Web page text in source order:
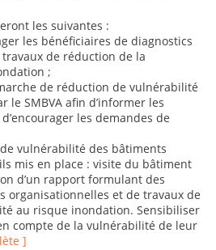
les suivantes :
les bénéficiaires de diagnostics
de réduction de la
;
de réduction de vulnérabilité
le SMBVA afin d’informer les
les demandes de
vulnérabilité des bâtiments
mis en place : visite du bâtiment
d’un rapport formulant des
organisationnelles et de travaux de
au risque inondation. Sensibiliser
compte de la vulnérabilité de leur
]